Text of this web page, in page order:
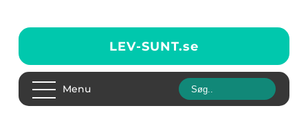
LEV-SUNT.se
Menu